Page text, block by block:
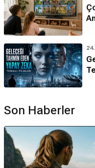
Son Haberler